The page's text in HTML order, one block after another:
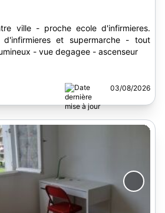
ville - proche ecole d'infirmieres.
et supermarche - tout
- vue degagee - ascenseur
03/08/2026